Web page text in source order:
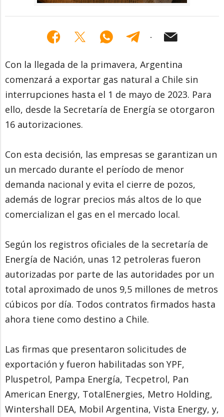
Con la llegada de la primavera, Argentina
comenzará a exportar gas natural a Chile sin
interrupciones hasta el 1 de mayo de 2023. Para
ello, desde la Secretaría de Energía se otorgaron
16 autorizaciones.
Con esta decisión, las empresas se garantizan un
un mercado durante el período de menor
demanda nacional y evita el cierre de pozos,
además de lograr precios más altos de lo que
comercializan el gas en el mercado local.
Según los registros oficiales de la secretaría de
Energía de Nación, unas 12 petroleras fueron
autorizadas por parte de las autoridades por un
total aproximado de unos 9,5 millones de metros
cúbicos por día. Todos contratos firmados hasta
ahora tiene como destino a Chile.
Las firmas que presentaron solicitudes de
exportación y fueron habilitadas son YPF,
Pluspetrol, Pampa Energía, Tecpetrol, Pan
American Energy, TotalEnergies, Metro Holding,
Wintershall DEA, Mobil Argentina, Vista Energy, y,